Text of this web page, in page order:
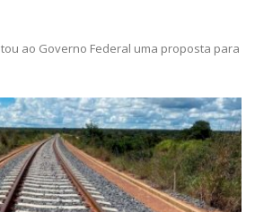
ao Governo Federal uma proposta para